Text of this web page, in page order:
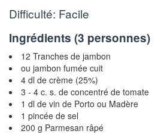
Difficulté: Facile
Ingrédients (3 personnes)
12 Tranches de jambon
ou jambon fumée cuit
4 dl de crème (25%)
3 - 4 c. s. de concentré de tomate
1 dl de vin de Porto ou Madère
1 pincée de sel
200 g Parmesan râpé